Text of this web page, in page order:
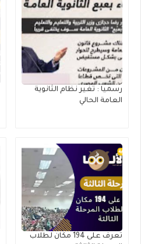
رسميا : تغير نظام الثانوية
العامة الحالي
تعرف على 194 مكان لطلاب